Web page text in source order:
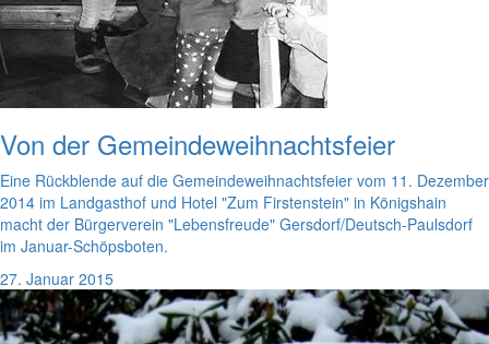
Von der Gemeindeweihnachtsfeier
Eine Rückblende auf die Gemeindeweihnachtsfeier vom 11. Dezember
2014 im Landgasthof und Hotel "Zum Firstenstein" in Königshain
macht der Bürgerverein "Lebensfreude" Gersdorf/Deutsch-Paulsdorf
im Januar-Schöpsboten.
27. Januar 2015